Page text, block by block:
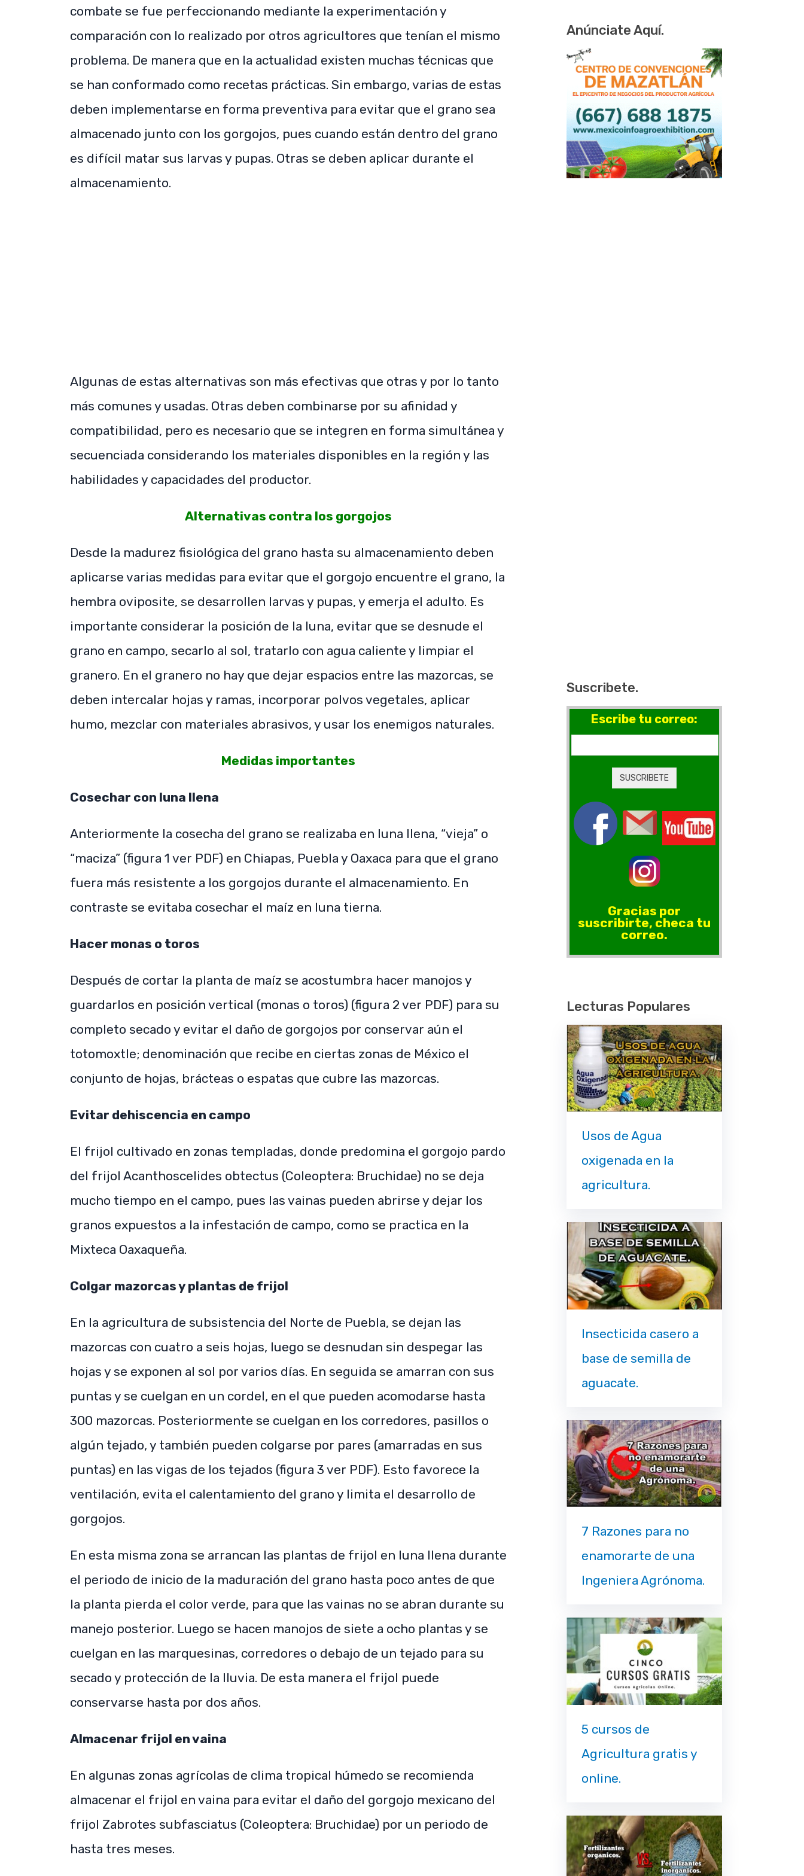
combate se fue perfeccionando mediante la experimentación y
comparación con lo realizado por otros agricultores que tenían el mismo
problema. De manera que en la actualidad existen muchas técnicas que
se han conformado como recetas prácticas. Sin embargo, varias de estas
deben implementarse en forma preventiva para evitar que el grano sea
almacenado junto con los gorgojos, pues cuando están dentro del grano
es difícil matar sus larvas y pupas. Otras se deben aplicar durante el
almacenamiento.
Algunas de estas alternativas son más efectivas que otras y por lo tanto
más comunes y usadas. Otras deben combinarse por su afinidad y
compatibilidad, pero es necesario que se integren en forma simultánea y
secuenciada considerando los materiales disponibles en la región y las
habilidades y capacidades del productor.
Alternativas contra los gorgojos
Desde la madurez fisiológica del grano hasta su almacenamiento deben
aplicarse varias medidas para evitar que el gorgojo encuentre el grano, la
hembra oviposite, se desarrollen larvas y pupas, y emerja el adulto. Es
importante considerar la posición de la luna, evitar que se desnude el
grano en campo, secarlo al sol, tratarlo con agua caliente y limpiar el
granero. En el granero no hay que dejar espacios entre las mazorcas, se
deben intercalar hojas y ramas, incorporar polvos vegetales, aplicar
humo, mezclar con materiales abrasivos, y usar los enemigos naturales.
Medidas importantes
Cosechar con luna llena
Anteriormente la cosecha del grano se realizaba en luna llena, “vieja” o
“maciza” (figura 1 ver PDF) en Chiapas, Puebla y Oaxaca para que el grano
fuera más resistente a los gorgojos durante el almacenamiento. En
contraste se evitaba cosechar el maíz en luna tierna.
Hacer monas o toros
Después de cortar la planta de maíz se acostumbra hacer manojos y
guardarlos en posición vertical (monas o toros) (figura 2 ver PDF) para su
completo secado y evitar el daño de gorgojos por conservar aún el
totomoxtle; denominación que recibe en ciertas zonas de México el
conjunto de hojas, brácteas o espatas que cubre las mazorcas.
Evitar dehiscencia en campo
El frijol cultivado en zonas templadas, donde predomina el gorgojo pardo
del frijol Acanthoscelides obtectus (Coleoptera: Bruchidae) no se deja
mucho tiempo en el campo, pues las vainas pueden abrirse y dejar los
granos expuestos a la infestación de campo, como se practica en la
Mixteca Oaxaqueña.
Colgar mazorcas y plantas de frijol
En la agricultura de subsistencia del Norte de Puebla, se dejan las
mazorcas con cuatro a seis hojas, luego se desnudan sin despegar las
hojas y se exponen al sol por varios días. En seguida se amarran con sus
puntas y se cuelgan en un cordel, en el que pueden acomodarse hasta
300 mazorcas. Posteriormente se cuelgan en los corredores, pasillos o
algún tejado, y también pueden colgarse por pares (amarradas en sus
puntas) en las vigas de los tejados (figura 3 ver PDF). Esto favorece la
ventilación, evita el calentamiento del grano y limita el desarrollo de
gorgojos.
En esta misma zona se arrancan las plantas de frijol en luna llena durante
el periodo de inicio de la maduración del grano hasta poco antes de que
la planta pierda el color verde, para que las vainas no se abran durante su
manejo posterior. Luego se hacen manojos de siete a ocho plantas y se
cuelgan en las marquesinas, corredores o debajo de un tejado para su
secado y protección de la lluvia. De esta manera el frijol puede
conservarse hasta por dos años.
Almacenar frijol en vaina
En algunas zonas agrícolas de clima tropical húmedo se recomienda
almacenar el frijol en vaina para evitar el daño del gorgojo mexicano del
frijol Zabrotes subfasciatus (Coleoptera: Bruchidae) por un periodo de
hasta tres meses.
Anúnciate Aquí.
Suscribete.
Escribe tu correo:
Gracias por
suscribirte, checa tu
correo.
Lecturas Populares
Usos de Agua
oxigenada en la
agricultura.
Insecticida casero a
base de semilla de
aguacate.
7 Razones para no
enamorarte de una
Ingeniera Agrónoma.
5 cursos de
Agricultura gratis y
online.
SUBSCRIBE NOW